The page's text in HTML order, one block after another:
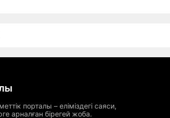
порталы – еліміздегі саяси,
арналған бірегей жоба.